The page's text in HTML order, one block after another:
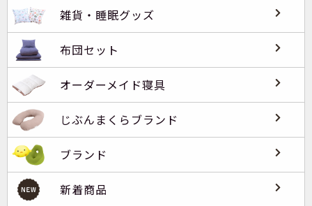
雑貨・睡眠グッズ
布団セット
オーダーメイド寝具
じぶんまくらブランド
ブランド
新着商品